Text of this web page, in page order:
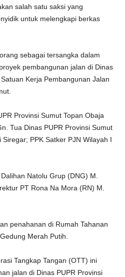
salah satu saksi yang
untuk melengkapi berkas
sebagai tersangka dalam
pembangunan jalan di Dinas
Kerja Pembangunan Jalan
Provinsi Sumut Topan Obaja
Tua Dinas PUPR Provinsi Sumut
PPK Satker PJN Wilayah I
Natolu Grup (DNG) M.
PT Rona Na Mora (RN) M.
penahanan di Rumah Tahanan
Merah Putih.
Tangkap Tangan (OTT) ini
jalan di Dinas PUPR Provinsi